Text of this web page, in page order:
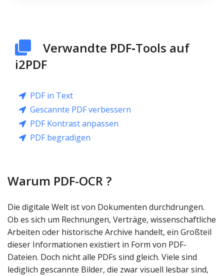
Verwandte PDF‑Tools auf
i2PDF
PDF in Text
Gescannte PDF verbessern
PDF Kontrast anpassen
PDF begradigen
Warum PDF-OCR ?
Die digitale Welt ist von Dokumenten durchdrungen.
Ob es sich um Rechnungen, Verträge, wissenschaftliche
Arbeiten oder historische Archive handelt, ein Großteil
dieser Informationen existiert in Form von PDF-
Dateien. Doch nicht alle PDFs sind gleich. Viele sind
lediglich gescannte Bilder, die zwar visuell lesbar sind,